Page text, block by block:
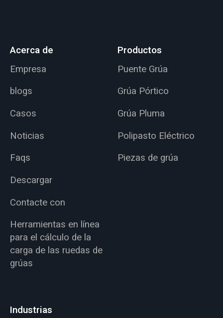
Acerca de
Empresa
blogs
Casos
Noticias
Faqs
Descargar
Contacte con
Herramientas en línea
para el cálculo de la
carga de las ruedas de
grúas
Productos
Puente Grúa
Grúa Pórtico
Grúa Pluma
Polipasto Eléctrico
Piezas de grúa
Industrias